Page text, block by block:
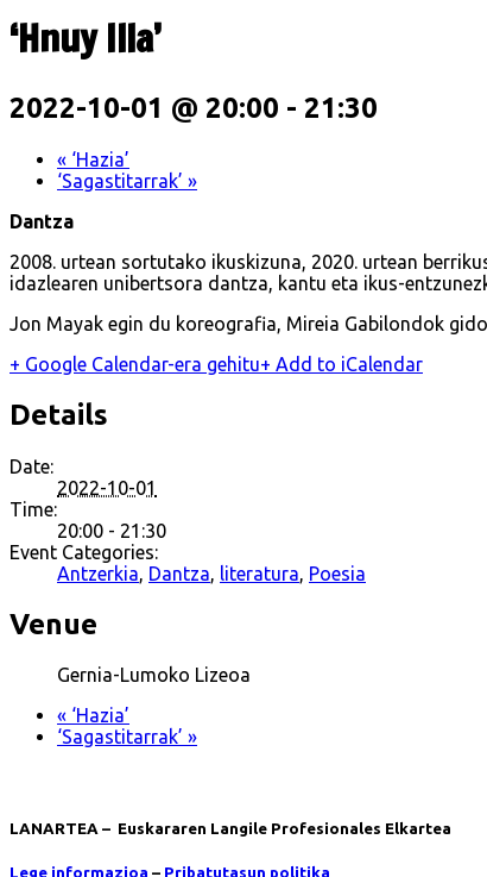
‘Hnuy Illa’
2022-10-01 @ 20:00 - 21:30
« ‘Hazia’
‘Sagastitarrak’ »
Dantza
2008. urtean sortutako ikuskizuna, 2020. urtean
idazlearen unibertsora dantza, kantu eta ikus-
Jon Mayak egin du koreografia, Mireia Gabilondok
+ Google Calendar-era gehitu+ Add to iCalendar
Details
Date:
2022-10-01
Time:
20:00 - 21:30
Event Categories:
Antzerkia Dantza literatura Poesia
Venue
Gernia-Lumoko Lizeoa
« ‘Hazia’
‘Sagastitarrak’ »
LANARTEA – Euskararen Langile Profesionales Elkartea
Lege informazioa – Pribatutasun politika